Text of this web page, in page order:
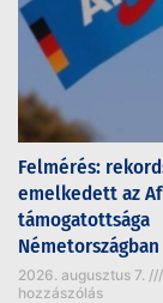
Felmérés:
emelkedett az
támogatottsága
Németországban
2026. augusztus 7.
hozzászólás